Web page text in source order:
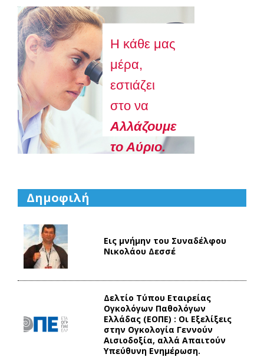
Η κάθε μας
μέρα,
εστιάζει
στο να
Aλλάζουμε
το Αύριο.
Δημοφιλή
Εις μνήμην του Συναδέλφου
Νικολάου Δεσσέ
Δελτίο Τύπου Eταιρείας
Ογκολόγων Παθολόγων
Ελλάδας (ΕΟΠΕ) : Οι Εξελίξεις
στην Ογκολογία Γεννούν
Αισιοδοξία, αλλά Απαιτούν
Υπεύθυνη Ενημέρωση.